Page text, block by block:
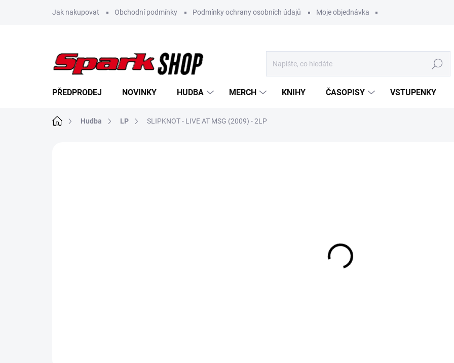
Jak nakupovat Obchodní podmínky Podmínky ochrany osobních údajů Moje objednávka
Hledat
PŘEDPRODEJ NOVINKY HUDBA MERCH KNIHY ČASOPISY VSTUPENKY
Domů Hudba LP SLIPKNOT - LIVE AT MSG (2009) - 2LP